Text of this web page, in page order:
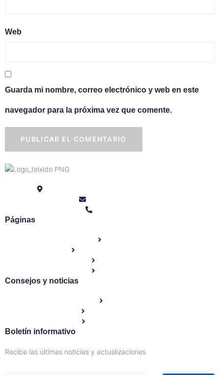
Web
Guarda mi nombre, correo electrónico y web en este
navegador para la próxima vez que comente.
Páginas
Consejos y noticias
Boletín informativo
Recibe las últimas noticias y actualizaciones